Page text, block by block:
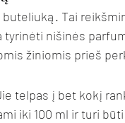
Tai
tyrinėti nišinės
žiniomis prieš
telpas į bet kokį
iki 100 ml ir turi